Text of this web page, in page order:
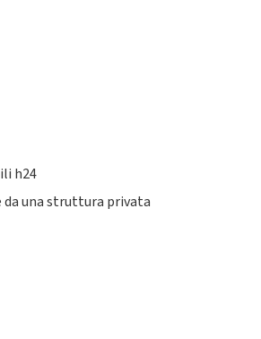
h24
da una struttura privata